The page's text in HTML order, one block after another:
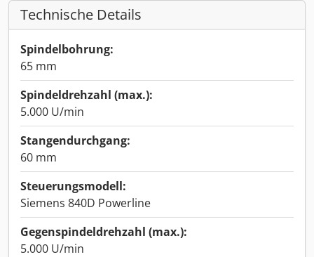
Technische Details
Spindelbohrung:
65 mm
Spindeldrehzahl (max.):
5.000 U/min
Stangendurchgang:
60 mm
Steuerungsmodell:
Siemens 840D Powerline
Gegenspindeldrehzahl (max.):
5.000 U/min